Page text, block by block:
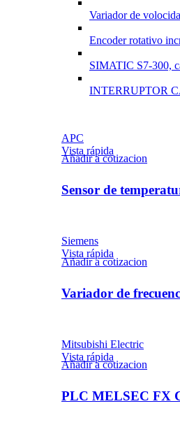
Variador de
Encoder rotativo
SIMATIC S7-300,
INTERRUPTOR
APC
Vista rápida
Añadir a cotizacion
Sensor de
Siemens
Vista rápida
Añadir a cotizacion
Variador de
Mitsubishi Electric
Vista rápida
Añadir a cotizacion
PLC MELSEC FX